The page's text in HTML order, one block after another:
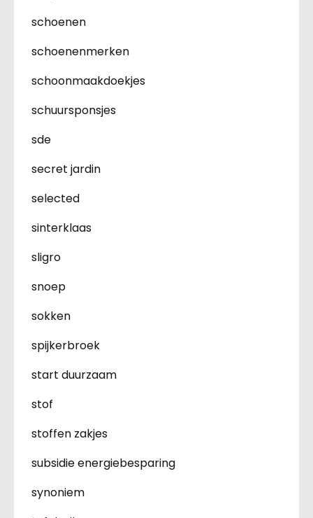
schoenen
schoenenmerken
schoonmaakdoekjes
schuursponsjes
sde
secret jardin
selected
sinterklaas
sligro
snoep
sokken
spijkerbroek
start duurzaam
stof
stoffen zakjes
subsidie energiebesparing
synoniem